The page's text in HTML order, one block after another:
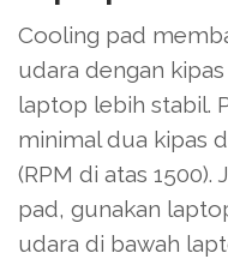
Cooling pad
udara dengan
laptop lebih stabil.
minimal dua kipas
(RPM di atas
pad, gunakan
udara di bawah